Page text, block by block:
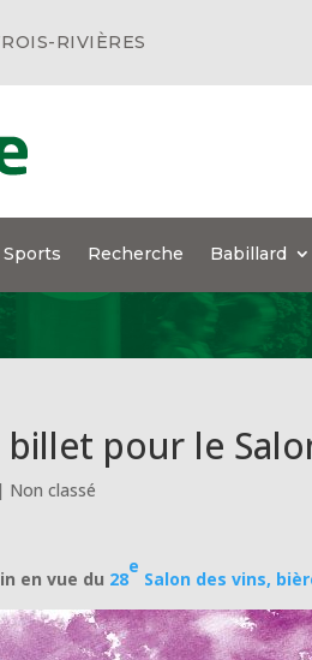
RIVIÈRES
Sports Recherche Babillard
pour le
| Non classé
en vue du 28
e
Salon des vins,